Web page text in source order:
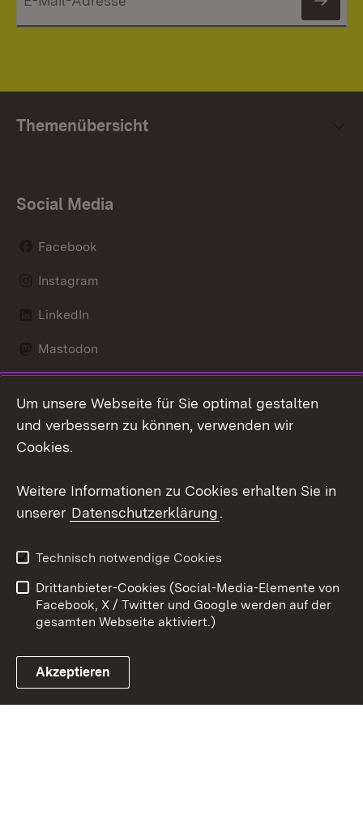
Themenübersicht
Social Media
Facebook
Instagram
LinkedIn
Mastodon
X / Twitter
Youtube
Link zum Landesportal
Kontakt
Datenschutz
Barrierefreiheit
Impressum Cookies
Um unsere Webseite für Sie optimal gestalten
und verbessern zu können, verwenden wir
Cookies.
Weitere Informationen zu Cookies erhalten Sie in
unserer Datenschutzerklärung.
Technisch notwendige Cookies
Drittanbieter-Cookies (Social-Media-Elemente von
Facebook, X / Twitter und Google werden auf der
gesamten Webseite aktiviert.)
Akzeptieren